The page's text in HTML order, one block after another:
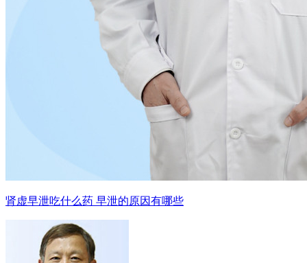
肾虚早泄吃什么药 早泄的原因有哪些